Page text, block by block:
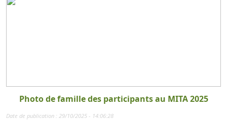
Photo de famille des participants au MITA 2025
Date de publication : 29/10/2025 - 14:06:28